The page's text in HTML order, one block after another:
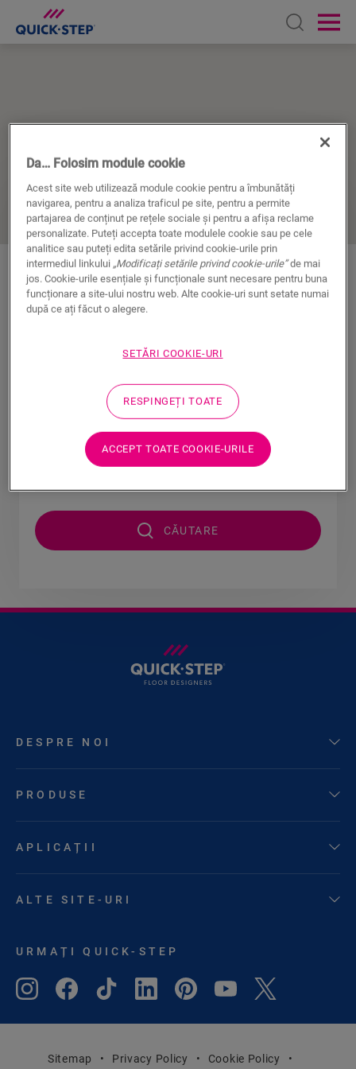
Open
ACASĂ GĂSIȚI CEL MAI APROPIAT DISTRIBUITOR
Găsiți cel mai apropiat
distribuitor Quick-Step
Căutați cel mai apropiat distribuitor Quick-Step?
poștal pentru a vizualiza distribuitorii Quick-Step din
CĂUTARE
DESPRE NOI
PRODUSE
APLICAȚII
ALTE SITE-URI
URMAȚI QUICK-STEP
Sitemap Privacy Policy Cookie Policy
Da… Folosim module cookie
Acest site web utilizează module cookie pentru a îmbunătăți
navigarea, pentru a analiza traficul pe site, pentru a permite
partajarea de conținut pe rețele sociale și pentru a afișa reclame
personalizate. Puteți accepta toate modulele cookie sau pe cele
analitice sau puteți edita setările privind cookie-urile prin
intermediul linkului „Modificați setările privind cookie-urile”de mai
jos. Cookie-urile esențiale și funcționale sunt necesare pentru buna
funcționare a site-ului nostru web. Alte cookie-uri sunt setate numai
după ce ați făcut o alegere.
SETĂRI COOKIE-URI
RESPINGEȚI TOATE
ACCEPT TOATE COOKIE-URILE